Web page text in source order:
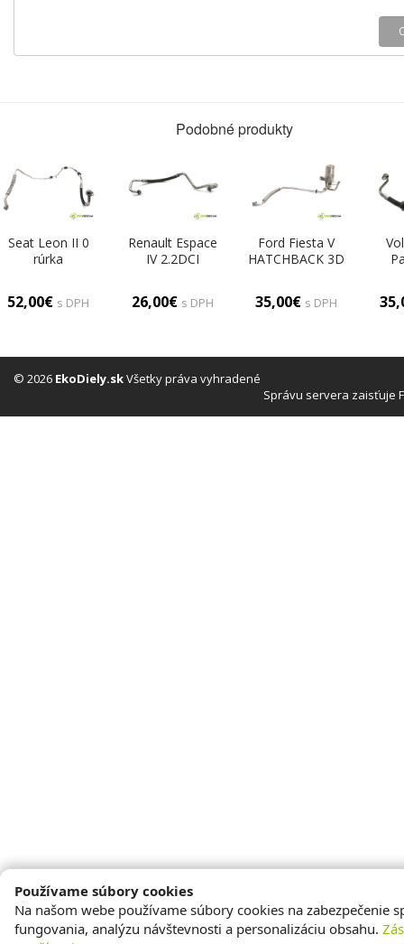
Podobné produkty
Seat Leon II 0
rúrka
52,00€ s DPH
Renault Espace
IV 2.2DCI
klimatizácie
klimatizácie)
26,00€ s DPH
Ford Fiesta V
HATCHBACK 3D
klimatizácie
35,00€ s DPH
© 2026 EkoDiely.skVšetky práva vyhradené
Správu servera zaisťuje
Používame súbory cookies
Na našom webe používame súbory cookies na zabezpečenie
fungovania, analýzu návštevnosti a personalizáciu obsahu.